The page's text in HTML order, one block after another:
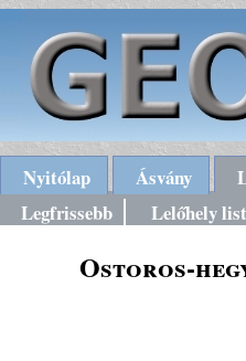
Nyitólap Ásvány
Legfrissebb
Lelőhely
Ostoros-